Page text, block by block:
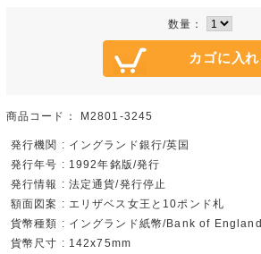
数量：
商品コード： M2801-3245
発行機関 : イングランド銀行/英国
発行年号 : 1992年銘版/発行
発行情報 : 法定通貨/発行停止
額面図案 : エリザベス女王と10ポンド札
貨幣種類 : イングランド紙幣/Bank of England
貨幣尺寸 : 142x75mm